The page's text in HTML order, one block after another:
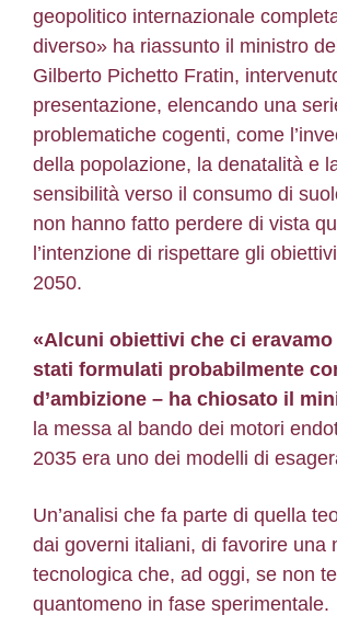
geopolitico internazionale
diverso» ha riassunto il ministro
Gilberto Pichetto Fratin,
presentazione, elencando una
problematiche cogenti, come
della popolazione, la denatalità e
sensibilità verso il consumo di
non hanno fatto perdere di vista
l’intenzione di rispettare gli
2050.
«Alcuni obiettivi che ci
stati formulati probabilmente
d’ambizione – ha chiosato il
la messa al bando dei motori
2035 era uno dei modelli di
Un’analisi che fa parte di quella
dai governi italiani, di favorire una
tecnologica che, ad oggi, se non
quantomeno in fase sperimentale.